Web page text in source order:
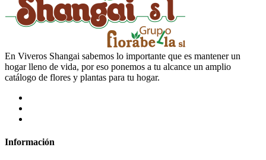
En Viveros Shangai sabemos lo importante que es mantener un
hogar lleno de vida, por eso ponemos a tu alcance un amplio
catálogo de flores y plantas para tu hogar.
Información